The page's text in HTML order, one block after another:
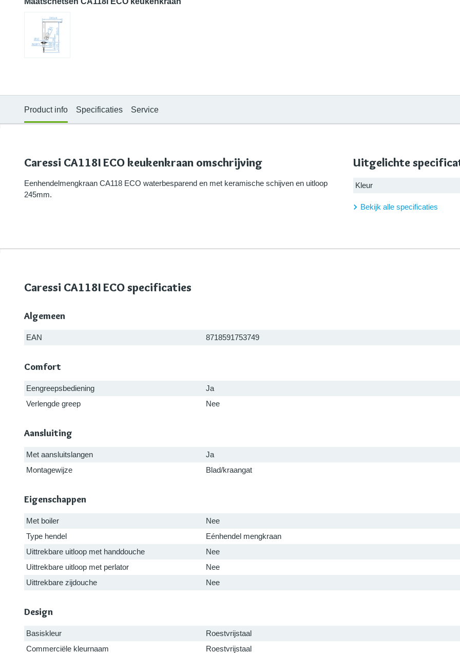
Product info Specificaties Service
Caressi CA118I ECO keukenkraan omschrijving
Eenhendelmengkraan CA118 ECO waterbesparend en met keramische schijven en uitloop
245mm.
Uitgelichte
Kleur
Bekijk alle specificaties
Caressi CA118I ECO specificaties
Algemeen
EAN 8718591753749
Comfort
Eengreepsbediening
Ja
Verlengde greep
Nee
Aansluiting
Met aansluitslangen
Ja
Montagewijze
Blad/kraangat
Eigenschappen
Met boiler
Nee
Type hendel
Eénhendel mengkraan
Uittrekbare uitloop met handdouche
Nee
Uittrekbare uitloop met perlator
Nee
Uittrekbare zijdouche
Nee
Design
Basiskleur
Roestvrijstaal
Commerciële kleurnaam
Roestvrijstaal